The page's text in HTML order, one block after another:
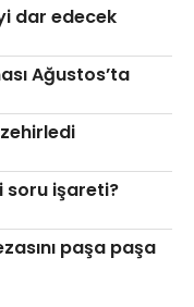
dar edecek
Ağustos’ta
zehirledi
soru işareti?
paşa paşa